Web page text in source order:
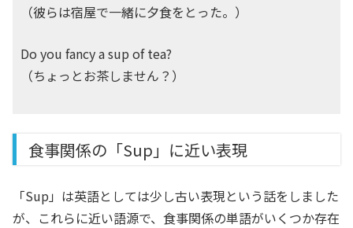
（彼らは宿屋で一緒に夕食をとった。）
Do you fancy a sup of tea?
（ちょっとお茶しません？）
食事関係の「Sup」に近い表現
「Sup」は英語としては少し古い表現という話をしました
が、これらに近い語源で、食事関係の単語がいくつか存在